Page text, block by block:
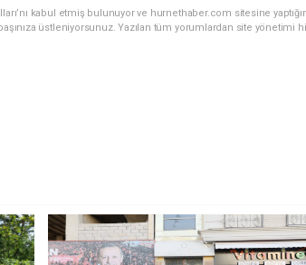
kabul etmiş bulunuyor ve hurnethaber.com sitesine
üstleniyorsunuz. Yazılan tüm yorumlardan site